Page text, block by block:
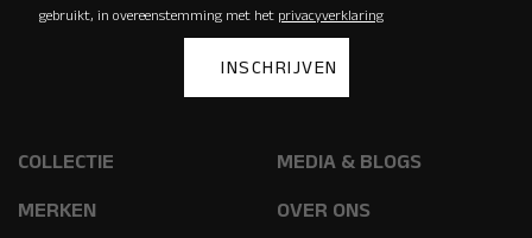
gebruikt, in overeenstemming met het privacyverklaring
COLLECTIE
MERKEN
MEDIA & BLOGS
OVER ONS